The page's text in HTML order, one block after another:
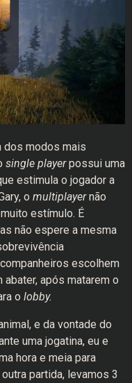
dos modos mais
single playerpossui uma
estimula o jogador a
o multiplayernão
estímulo. É
não espere a mesma
escolhem
abater, após matarem o
o lobby.
e da vontade do
uma jogatina, eu e
hora e meia para
partida, levamos 3